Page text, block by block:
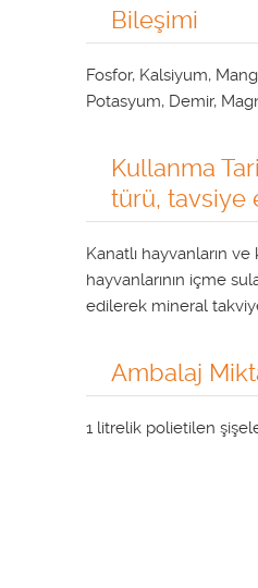
Bileşimi
Fosfor, Kalsiyum,
Potasyum, Demir,
Kullanma
türü, tavsiye
Kanatlı hayvanların ve
hayvanlarının içme
edilerek mineral
Ambalaj
1 litrelik polietilen